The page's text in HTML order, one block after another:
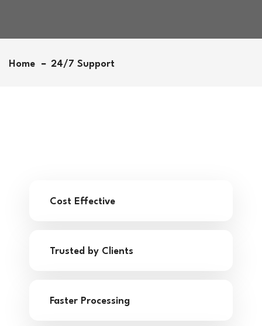
Home 24/7 Support
Cost Effective
Trusted by Clients
Faster Processing